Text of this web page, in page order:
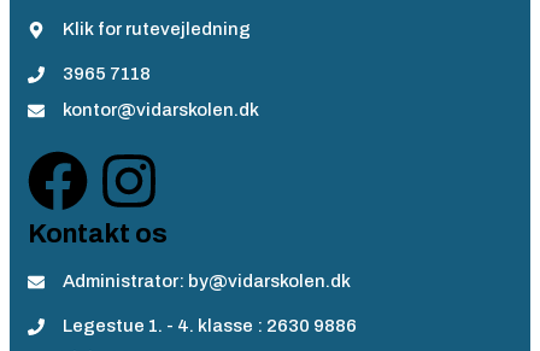
Klik for rutevejledning
3965 7118
kontor@vidarskolen.dk
Kontakt os
Administrator: by@vidarskolen.dk
Legestue 1. - 4. klasse : 2630 9886